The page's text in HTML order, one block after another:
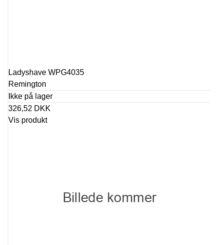
Ladyshave WPG4035
Remington
Ikke på lager
326,52 DKK
Vis produkt